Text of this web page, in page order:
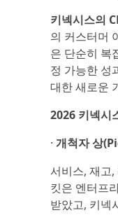
키넥시스의
의 커스터머
은 단순히 복
정 가능한 성
대한 새로운
2026 키넥시
· 개척자 상
서비스, 재고
킷은 엔터프
받았고, 키넥